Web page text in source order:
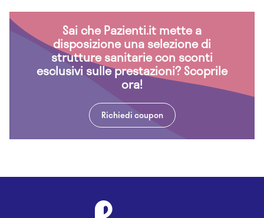
Sai che Pazienti.it mette a
disposizione una selezione di
strutture sanitarie con sconti
esclusivi sulle prestazioni? Scoprile
ora!
Richiedi coupon